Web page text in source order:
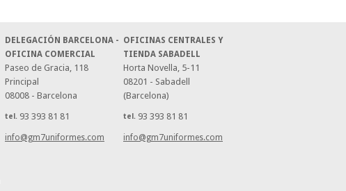
OFICINAS CENTRALES Y
TIENDA SABADELL
Horta Novella, 5-11
08201 - Sabadell
(Barcelona)
tel. 93 393 81 81
info@gm7uniformes.com
DELEGACIÓN BARCELONA -
OFICINA COMERCIAL
Paseo de Gracia, 118
Principal
08008 - Barcelona
tel. 93 393 81 81
info@gm7uniformes.com